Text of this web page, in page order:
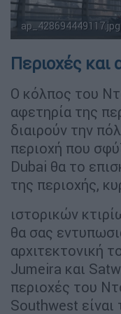
ap_428694449117.jpg
Περιοχές και
Ο κόλπος του
αφετηρία της
διαιρούν την
περιοχή που
Dubai θα το
της περιοχής,
ιστορικών
θα σας
αρχιτεκτονική
Jumeira και
περιοχές του
Southwest